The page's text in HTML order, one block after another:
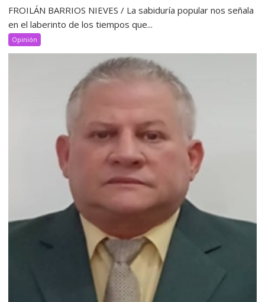
FROILÁN BARRIOS NIEVES / La sabiduría popular nos señala
en el laberinto de los tiempos que...
Opinión